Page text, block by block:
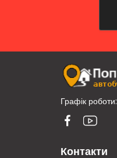
Графік роботи:
Контакти